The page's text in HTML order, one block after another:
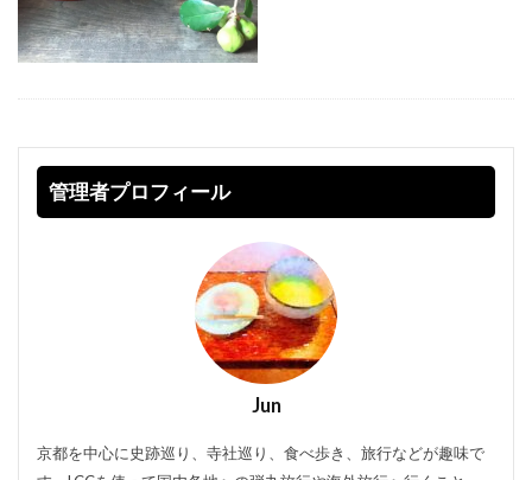
管理者プロフィール
Jun
京都を中心に史跡巡り、寺社巡り、食べ歩き、旅行などが趣味で